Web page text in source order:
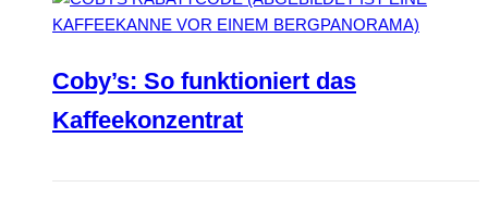
Coby’s: So funktioniert das
Kaffeekonzentrat